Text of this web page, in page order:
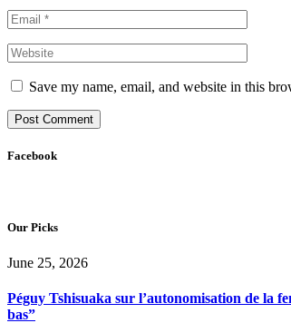
Save my name, email, and website in this
Facebook
Our Picks
June 25, 2026
Péguy Tshisuaka sur l’autonomisation de la
bas”